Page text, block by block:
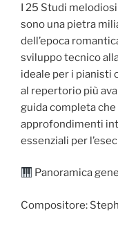
I 25 Studi
sono una pietra
dell’epoca
sviluppo tecnico
ideale per i pianisti
al repertorio più
guida completa
approfondimenti
essenziali per
Panoramica
Compositore: